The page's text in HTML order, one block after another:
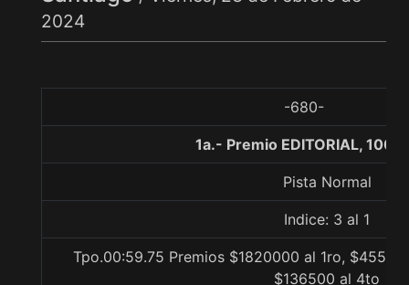
2024
-680-
1a.- Premio EDITORIAL,
Pista Normal
Indice: 3 al 1
Tpo.00:59.75 Premios $1820000 al 1ro,
$136500 al 4to